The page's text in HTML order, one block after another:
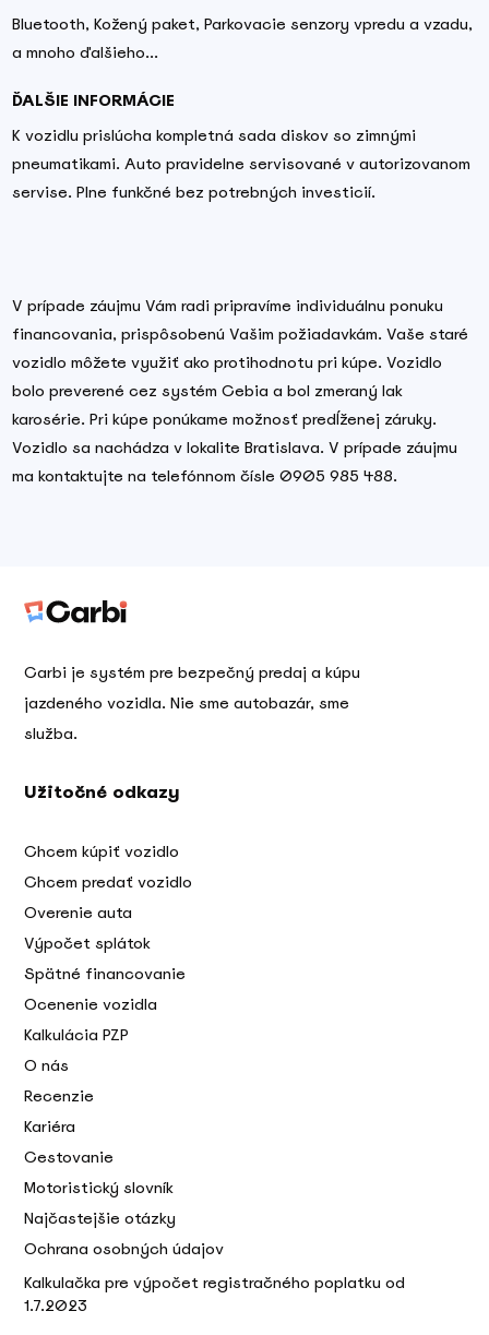
Bluetooth, Kožený paket, Parkovacie senzory vpredu a vzadu,
a mnoho ďalšieho...
ĎALŠIE INFORMÁCIE
K vozidlu prislúcha kompletná sada diskov so zimnými
pneumatikami. Auto pravidelne servisované v autorizovanom
servise. Plne funkčné bez potrebných investicií.
V prípade záujmu Vám radi pripravíme individuálnu ponuku
financovania, prispôsobenú Vašim požiadavkám. Vaše staré
vozidlo môžete využiť ako protihodnotu pri kúpe. Vozidlo
bolo preverené cez systém Cebia a bol zmeraný lak
karosérie. Pri kúpe ponúkame možnosť predĺženej záruky.
Vozidlo sa nachádza v lokalite Bratislava. V prípade záujmu
ma kontaktujte na telefónnom čísle 0905 985 488.
Carbi je systém pre bezpečný predaj a kúpu
jazdeného vozidla. Nie sme autobazár, sme
služba.
Užitočné odkazy
Chcem kúpiť vozidlo
Chcem predať vozidlo
Overenie auta
Výpočet splátok
Spätné financovanie
Ocenenie vozidla
Kalkulácia PZP
O nás
Recenzie
Kariéra
Cestovanie
Motoristický slovník
Najčastejšie otázky
Ochrana osobných údajov
Kalkulačka pre výpočet registračného poplatku od
1.7.2023